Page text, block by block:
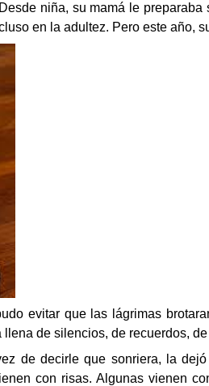
niña, su mamá le
en la adultez. Pero este año,
evitar que las lágrimas
de silencios, de recuerdos,
de decirle que sonriera, la
con risas. Algunas vienen